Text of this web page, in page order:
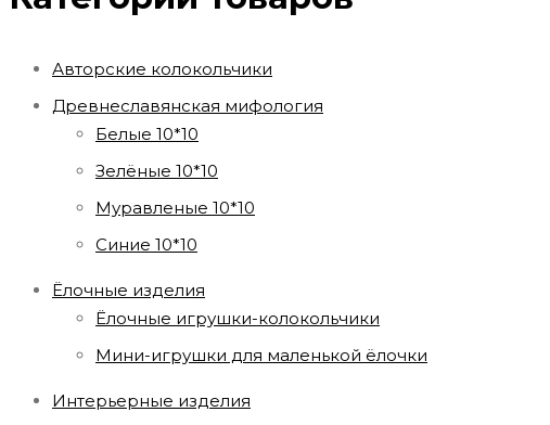
Авторские колокольчики
Древнеславянская мифология
Белые 10*10
Зелёные 10*10
Муравленые 10*10
Синие 10*10
Ёлочные изделия
Ёлочные игрушки-колокольчики
Мини-игрушки для маленькой ёлочки
Интерьерные изделия